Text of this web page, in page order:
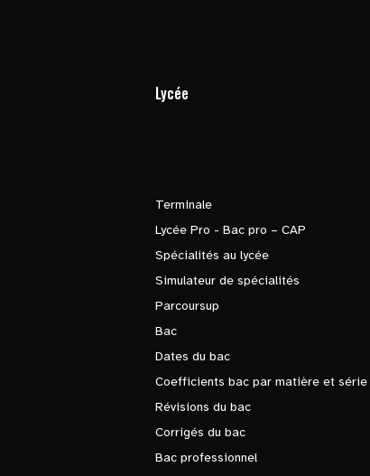
Lycée
Terminale
Lycée Pro - Bac pro – CAP
Spécialités au lycée
Simulateur de spécialités
Parcoursup
Bac
Dates du bac
Coefficients bac par matière et série
Révisions du bac
Corrigés du bac
Bac professionnel